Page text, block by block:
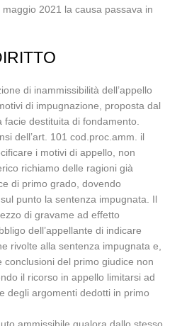
2021 la causa passava in
di inammissibilità dell’appello
di impugnazione, proposta dal
destituita di fondamento.
dell’art. 101 cod.proc.amm. il
i motivi di appello, non
richiamo delle ragioni già
di primo grado, dovendo
punto la sentenza impugnata. Il
di gravame ad effetto
dell’appellante di indicare
rivolte alla sentenza impugnata e,
conclusioni del primo giudice non
il ricorso in appello limitarsi ad
degli argomenti dedotti in primo